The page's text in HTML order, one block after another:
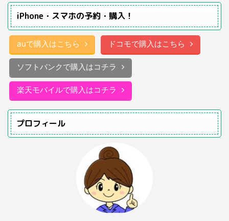
iPhone・スマホの予約・購入！
auで購入はこちら ドコモで購入はこちら
ソフトバンクで購入はコチラ
楽天モバイルで購入はコチラ
プロフィール